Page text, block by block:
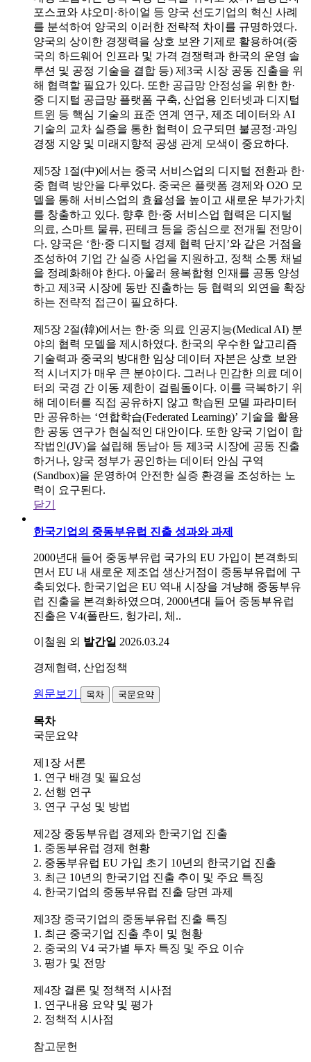
포스코와 샤오미·하이얼 등 양국 선도기업의 혁신 사례
를 분석하여 양국의 이러한 전략적 차이를 규명하였다.
양국의 상이한 경쟁력을 상호 보완 기제로 활용하여(중
국의 하드웨어 인프라 및 가격 경쟁력과 한국의 운영 솔
루션 및 공정 기술을 결합 등) 제3국 시장 공동 진출을 위
해 협력할 필요가 있다. 또한 공급망 안정성을 위한 한·
중 디지털 공급망 플랫폼 구축, 산업용 인터넷과 디지털
트윈 등 핵심 기술의 표준 연계 연구, 제조 데이터와 AI
기술의 교차 실증을 통한 협력이 요구되면 불공정·과잉
경쟁 지양 및 미래지향적 공생 관계 모색이 중요하다.
제5장 1절(中)에서는 중국 서비스업의 디지털 전환과 한·
중 협력 방안을 다루었다. 중국은 플랫폼 경제와 O2O 모
델을 통해 서비스업의 효율성을 높이고 새로운 부가가치
를 창출하고 있다. 향후 한·중 서비스업 협력은 디지털
의료, 스마트 물류, 핀테크 등을 중심으로 전개될 전망이
다. 양국은 ‘한·중 디지털 경제 협력 단지’와 같은 거점을
조성하여 기업 간 실증 사업을 지원하고, 정책 소통 채널
을 정례화해야 한다. 아울러 융복합형 인재를 공동 양성
하고 제3국 시장에 동반 진출하는 등 협력의 외연을 확장
하는 전략적 접근이 필요하다.
제5장 2절(韓)에서는 한·중 의료 인공지능(Medical AI) 분
야의 협력 모델을 제시하였다. 한국의 우수한 알고리즘
기술력과 중국의 방대한 임상 데이터 자본은 상호 보완
적 시너지가 매우 큰 분야이다. 그러나 민감한 의료 데이
터의 국경 간 이동 제한이 걸림돌이다. 이를 극복하기 위
해 데이터를 직접 공유하지 않고 학습된 모델 파라미터
만 공유하는 ‘연합학습(Federated Learning)’ 기술을 활용
한 공동 연구가 현실적인 대안이다. 또한 양국 기업이 합
작법인(JV)을 설립해 동남아 등 제3국 시장에 공동 진출
하거나, 양국 정부가 공인하는 데이터 안심 구역
(Sandbox)을 운영하여 안전한 실증 환경을 조성하는 노
력이 요구된다.
닫기
한국기업의 중동부유럽 진출 성과와 과제
2000년대 들어 중동부유럽 국가의 EU 가입이 본격화되
면서 EU 내 새로운 제조업 생산거점이 중동부유럽에 구
축되었다. 한국기업은 EU 역내 시장을 겨냥해 중동부유
럽 진출을 본격화하였으며, 2000년대 들어 중동부유럽
진출은 V4(폴란드, 헝가리, 체..
이철원 외 발간일 2026.03.24
경제협력, 산업정책
원문보기 목차 국문요약
목차
국문요약
제1장 서론
1. 연구 배경 및 필요성
2. 선행 연구
3. 연구 구성 및 방법
제2장 중동부유럽 경제와 한국기업 진출
1. 중동부유럽 경제 현황
2. 중동부유럽 EU 가입 초기 10년의 한국기업 진출
3. 최근 10년의 한국기업 진출 추이 및 주요 특징
4. 한국기업의 중동부유럽 진출 당면 과제
제3장 중국기업의 중동부유럽 진출 특징
1. 최근 중국기업 진출 추이 및 현황
2. 중국의 V4 국가별 투자 특징 및 주요 이슈
3. 평가 및 전망
제4장 결론 및 정책적 시사점
1. 연구내용 요약 및 평가
2. 정책적 시사점
참고문헌